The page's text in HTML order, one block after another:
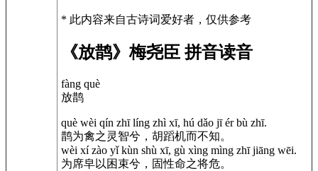
* 此内容来自古诗词爱好者，仅供参考
《放鹊》梅尧臣 拼音读音
fàng què
放鹊
què wèi qín zhī líng zhì xī, hú dǎo jī ér bù zhī.
鹊为禽之灵智兮，胡蹈机而不知。
wèi xí zào yǐ kùn shù xī, gù xìng mìng zhī jiāng wēi.
为席皁以困束兮，固性命之将危。